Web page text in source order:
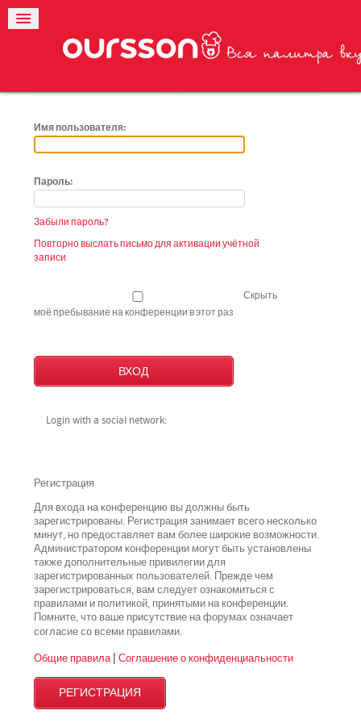
Имя пользователя:
Пароль:
Забыли пароль?
Повторно выслать письмо для активации учётной
записи
Скрыть
моё пребывание на конференции в этот раз
Login with a social network:
Регистрация
Для входа на конференцию вы должны быть
зарегистрированы. Регистрация занимает всего несколько
минут, но предоставляет вам более широкие возможности.
Администратором конференции могут быть установлены
также дополнительные привилегии для
зарегистрированных пользователей. Прежде чем
зарегистрироваться, вам следует ознакомиться с
правилами и политикой, принятыми на конференции.
Помните, что ваше присутствие на форумах означает
согласие со всемиправилами.
Общие правила| Соглашение о конфиденциальности
РЕГИСТРАЦИЯ